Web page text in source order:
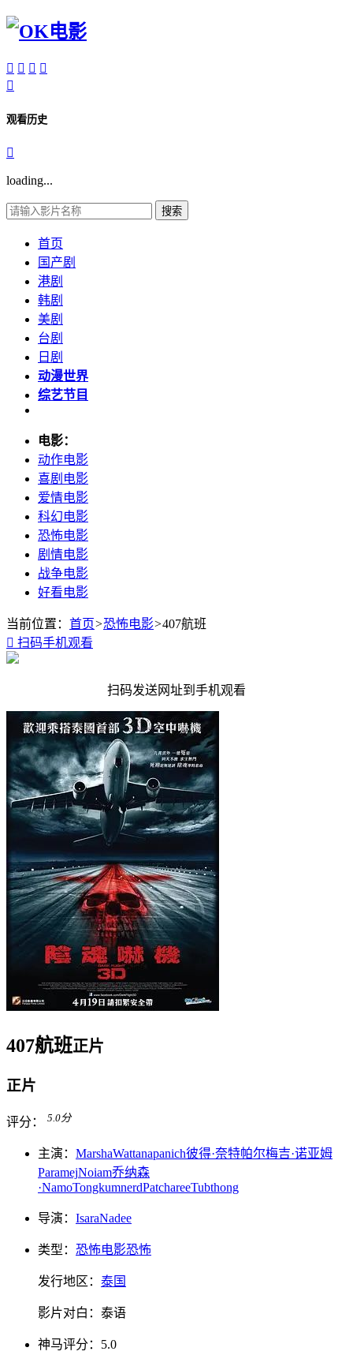
   

观看历史

loading...
搜索
首页
国产剧
港剧
韩剧
美剧
台剧
日剧
动漫世界
综艺节目
电影：
动作电影
喜剧电影
爱情电影
科幻电影
恐怖电影
剧情电影
战争电影
好看电影
当前位置： 首页>恐怖电影>407航班
 扫码手机观看
扫码发送网址到手机观看
407航班正片
正片
评分： 5.0分
主演： MarshaWattanapanich彼得·奈特帕尔梅吉·诺亚姆
ParamejNoiam乔纳森
·NamoTongkumnerdPatchareeTubthong
导演： IsaraNadee
类型： 恐怖电影恐怖
发行地区： 泰国
影片对白： 泰语
神马评分： 5.0